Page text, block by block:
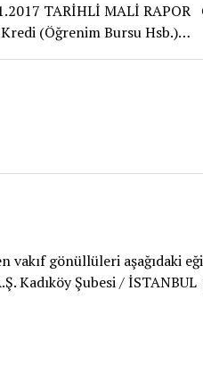
TARİHLİ MALİ
Kredi (Öğrenim Bursu Hsb.)…
vakıf gönüllüleri aşağıdaki
Kadıköy Şubesi /